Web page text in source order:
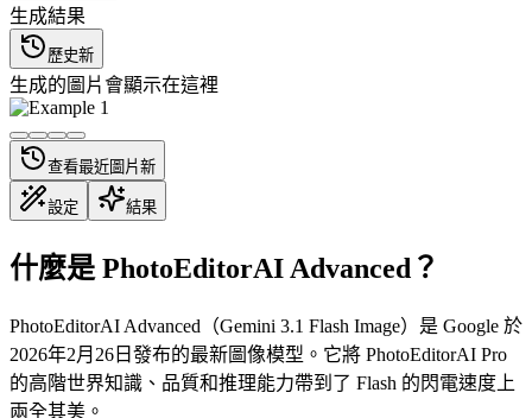
生成結果
歷史新
生成的圖片會顯示在這裡
查看最近圖片新
設定 結果
什麼是 PhotoEditorAI Advanced？
PhotoEditorAI Advanced（Gemini 3.1 Flash Image）是 Google 於
2026年2月26日發布的最新圖像模型。它將 PhotoEditorAI Pro
的高階世界知識、品質和推理能力帶到了 Flash 的閃電速度上
兩全其美。